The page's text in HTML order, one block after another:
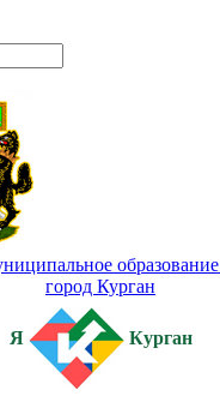
образование
город Курган
Я Курган